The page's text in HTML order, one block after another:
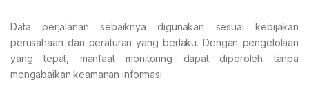
Data perjalanan sebaiknya digunakan sesuai kebijakan
perusahaan dan peraturan yang berlaku. Dengan pengelolaan
yang tepat, manfaat monitoring dapat diperoleh tanpa
mengabaikan keamanan informasi.